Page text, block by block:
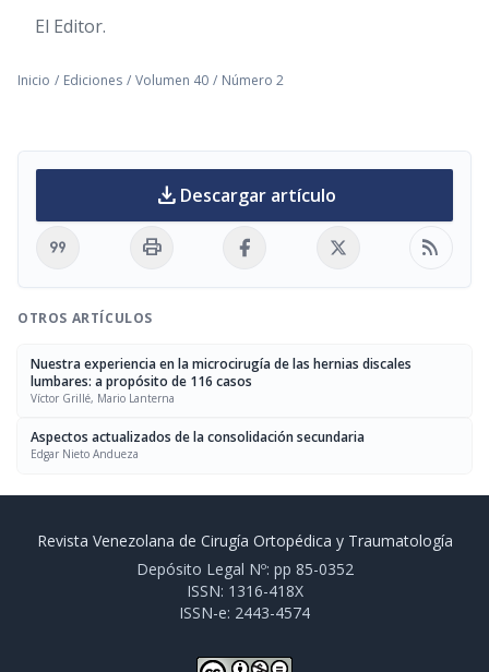
El Editor.
Inicio / Ediciones / Volumen 40 / Número 2
download Descargar artículo
format_quote print rss_feed
OTROS ARTÍCULOS
Nuestra experiencia en la microcirugía de las hernias discales
lumbares: a propósito de 116 casos
Víctor Grillé, Mario Lanterna
Aspectos actualizados de la consolidación secundaria
Edgar Nieto Andueza
Revista Venezolana de Cirugía Ortopédica y Traumatología
Depósito Legal Nº: pp 85-0352
ISSN: 1316-418X
ISSN-e: 2443-4574